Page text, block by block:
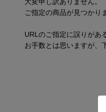
ご指定の商品が見つかり
URLのご指定に誤りがあ
お手数とは思いますが、